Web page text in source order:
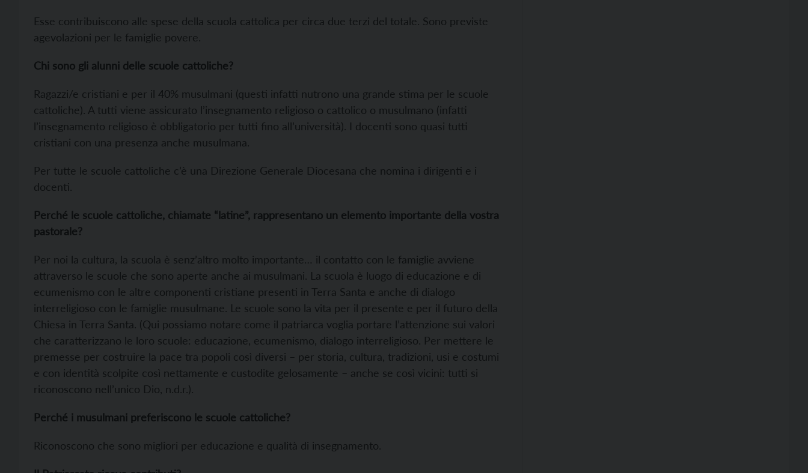
Esse contribuiscono alle spese della scuola cattolica per circa due terzi del totale. Sono previste
agevolazioni per le famiglie povere.
Chi sono gli alunni delle scuole cattoliche?
Ragazzi/e cristiani e per il 40% musulmani (questi infatti nutrono una grande stima per le scuole
cattoliche). A tutti viene assicurato l’insegnamento religioso o cattolico o musulmano (infatti
l’insegnamento religioso è obbligatorio per tutti fino all’università). I docenti sono quasi tutti
cristiani con una presenza anche musulmana.
Per tutte le scuole cattoliche c’è una Direzione Generale Diocesana che nomina i dirigenti e i
docenti.
Perché le scuole cattoliche, chiamate “latine”, rappresentano un elemento importante della vostra
pastorale?
Per noi la cultura, la scuola è senz’altro molto importante… il contatto con le famiglie avviene
attraverso le scuole che sono aperte anche ai musulmani. La scuola è luogo di educazione e di
ecumenismo con le altre componenti cristiane presenti in Terra Santa e anche di dialogo
interreligioso con le famiglie musulmane. Le scuole sono la vita per il presente e per il futuro della
Chiesa in Terra Santa. (Qui possiamo notare come il patriarca voglia portare l’attenzione sui valori
che caratterizzano le loro scuole: educazione, ecumenismo, dialogo interreligioso. Per mettere le
premesse per costruire la pace tra popoli così diversi – per storia, cultura, tradizioni, usi e costumi
e con identità scolpite così nettamente e custodite gelosamente – anche se così vicini: tutti si
riconoscono nell’unico Dio, n.d.r.).
Perché i musulmani preferiscono le scuole cattoliche?
Riconoscono che sono migliori per educazione e qualità di insegnamento.